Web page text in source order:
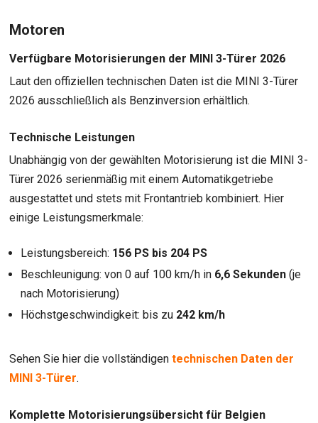
Motoren
Verfügbare Motorisierungen der MINI 3-Türer 2026
Laut den offiziellen technischen Daten ist die MINI 3-Türer
2026 ausschließlich als Benzinversion erhältlich.
Technische Leistungen
Unabhängig von der gewählten Motorisierung ist die MINI 3-
Türer 2026 serienmäßig mit einem Automatikgetriebe
ausgestattet und stets mit Frontantrieb kombiniert. Hier
einige Leistungsmerkmale:
Leistungsbereich: 156 PS bis 204 PS
Beschleunigung: von 0 auf 100 km/h in 6,6 Sekunden (je
nach Motorisierung)
Höchstgeschwindigkeit: bis zu 242 km/h
Sehen Sie hier die vollständigentechnischen Daten der
MINI 3-Türer.
Komplette Motorisierungsübersicht für Belgien